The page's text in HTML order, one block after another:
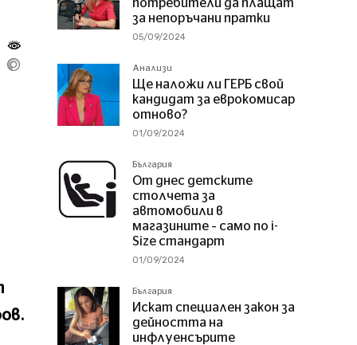
потребители да плащат
за непоръчани пратки
05/09/2024
Анализи
Ще наложи ли ГЕРБ свой
кандидат за еврокомисар
отново?
01/09/2024
България
От днес детските
столчета за
автомобили в
магазините – само по i-
Size стандарт
01/09/2024
България
Искат специален закон за
дейността на
инфлуенсърите